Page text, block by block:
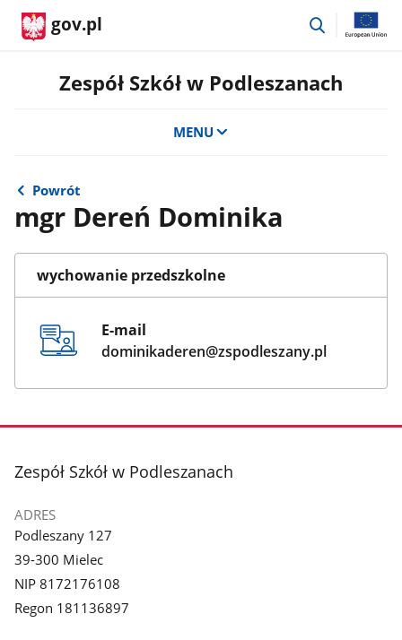
gov.pl
przejdź
Zespół Szkół w Podleszanach
MENU
Powrót
mgr Dereń Dominika
wychowanie przedszkolne
E-mail
dominikaderen@zspodleszany.pl
stopka
Zespół Szkół w Podleszanach
ADRES
Podleszany 127
39-300 Mielec
NIP 8172176108
Regon 181136897